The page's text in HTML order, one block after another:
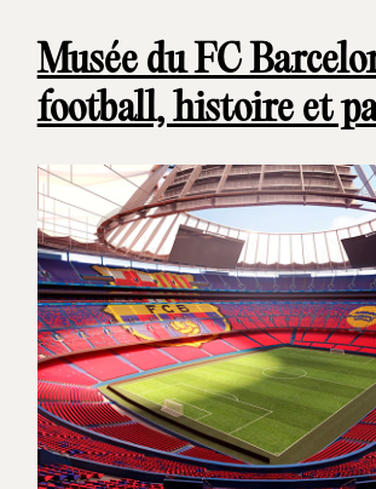
Livre des plaintes pour Porto
© 2026Aspasios | Tous droits
Musée du FC
football, histoire et